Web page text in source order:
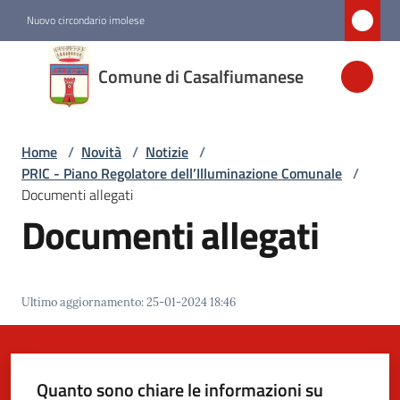
Nuovo circondario imolese
Comune di Casalfiumanese
Comune di
Casalfiumanese
Amministrazione
Menu selezionato
Vivere
Casalfiumanese
Home / Novità / Notizie /
PRIC - Piano Regolatore dell’Illuminazione Comunale /
Documenti allegati
Documenti allegati
Ultimo aggiornamento:25-01-2024 18:46
Quanto sono chiare le informazioni su